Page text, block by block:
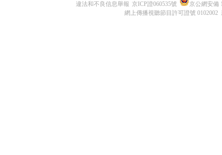
違法和不良信息舉報 京ICP證060535號
京公網安備
網上傳播視聽節目許可證號 0102002